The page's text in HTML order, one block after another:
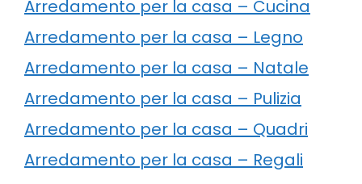
Arredamento per la casa – Cucina
Arredamento per la casa – Legno
Arredamento per la casa – Natale
Arredamento per la casa – Pulizia
Arredamento per la casa – Quadri
Arredamento per la casa – Regali